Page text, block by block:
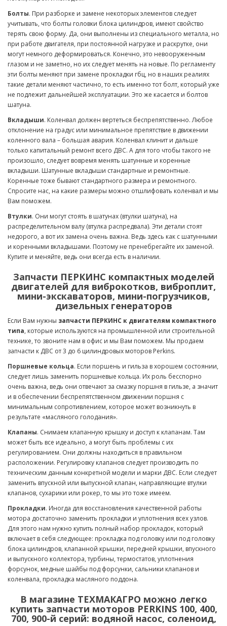
Болты. При разборке и замене некоторых элементов следует
учитывать, что болты головки блока цилиндров, имеют свойство
терять свою форму. Да, они выполнены из специального металла, но
при работе двигателя, при постоянной нагрузке и раскрутке, они
могут немного деформироваться. Конечно, это невооруженным
глазом и не заметно, но их следует менять на новые. По регламенту
эти болты меняют при замене прокладки гбц, но в наших реалиях
такие детали меняют частично, то есть именно тот болт, который уже
не подлежит дальнейшей эксплуатации. Это же касается и болтов
шатуна.
Вкладыши. Коленвал должен вертеться беспрепятственно. Любое
отклонение на градус или минимальное препятствие в движении
коленного вала – большая авария. Коленвал клинит и дальше
только капитальный ремонт всего ДВС. А для того чтобы такого не
произошло, следует вовремя менять шатунные и коренные
вкладыши. Шатунные вкладыши стандартные и ремонтные.
Коренные тоже бывают стандартного размера и ремонтного.
Спросите нас, на какие размеры можно отшлифовать коленвал и мы
Вам поможем.
Втулки. Они могут стоять в шатунах (втулки шатуна), на
распределительном валу (втулка распредвала). Эти детали стоят
недорого, а вот их замена очень важна. Ведь здесь как с шатунными
и коренными вкладышами. Поэтому не пренебрегайте их заменой.
Купите и меняйте, ведь они всегда есть в наличии.
Запчасти ПЕРКИНС компактных моделей
двигателей для виброкотков, виброплит,
мини-экскаваторов, мини-погрузчиков,
дизельных генераторов
Если Вам нужны запчасти ПЕРКИНС к двигателям компактного
типа, которые используются на промышленной или строительной
технике, то звоните нам в офис и мы Вам поможем. Мы продаем
запчасти к ДВС от 3 до 6 цилиндровых моторов Perkins.
Поршневые кольца. Если поршень и гильза в хорошем состоянии,
следует лишь заменить поршневые кольца. Их роль бесспорно
очень важна, ведь они отвечают за смазку поршня в гильзе, а значит
и в обеспечении беспрепятственном движении поршня с
минимальным сопротивлением, которое может возникнуть в
результате «масляного голодания».
Клапаны. Снимаем клапанную крышку и доступ к клапанам. Там
может быть все идеально, а могут быть проблемы с их
регулированием. Они должны находиться в правильном
расположении. Регулировку клапанов следует производить по
техническим данным конкретной модели и марки ДВС. Если следует
заменить впускной или выпускной клапан, направляющие втулки
клапанов, сухарики или рокер, то мы это тоже имеем.
Прокладки. Иногда для восстановления качественной работы
мотора достаточно заменить прокладки и уплотнения всех узлов.
Для этого нам нужно купить полный набор прокладок, который
включает в себя следующее: прокладка под головку или под головку
блока цилиндров, клапанной крышки, передней крышки, впускного
и выпускного коллектора, турбины, термостатов, уплотнения
форсунок, медные шайбы под форсунки, сальники клапанов и
коленвала, прокладка масляного поддона.
В магазине ТЕХМАКАГРО можно легко
купить запчасти моторов PERKINS 100, 400,
700, 900-й серий: водяной насос, соленоид,